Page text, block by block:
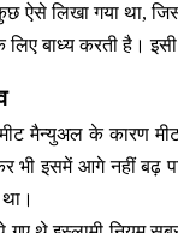
ऐसे लिखा गया था,
बाध्य करती है।
मैन्युअल के कारण मीट
भी इसमें आगे नहीं बढ़